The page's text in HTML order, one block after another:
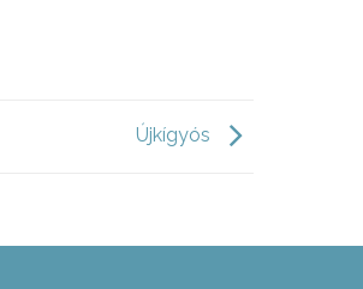
Újkígyós